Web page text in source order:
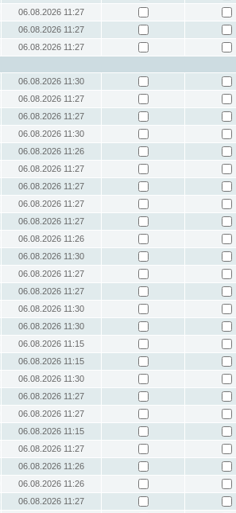
06.08.2026 11:27
06.08.2026 11:27
06.08.2026 11:27
06.08.2026 11:30
06.08.2026 11:27
06.08.2026 11:27
06.08.2026 11:30
06.08.2026 11:26
06.08.2026 11:27
06.08.2026 11:27
06.08.2026 11:27
06.08.2026 11:27
06.08.2026 11:26
06.08.2026 11:30
06.08.2026 11:27
06.08.2026 11:27
06.08.2026 11:30
06.08.2026 11:30
06.08.2026 11:15
06.08.2026 11:15
06.08.2026 11:30
06.08.2026 11:27
06.08.2026 11:27
06.08.2026 11:15
06.08.2026 11:27
06.08.2026 11:26
06.08.2026 11:26
06.08.2026 11:27